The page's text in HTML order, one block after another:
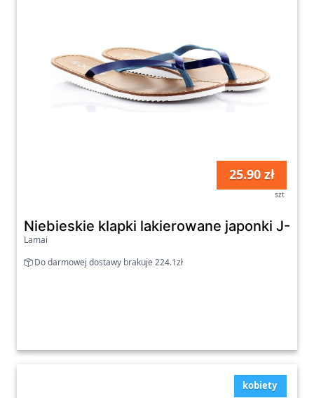
25.90 zł
szt
Niebieskie klapki lakierowane japonki J-6
Lamai
Do darmowej dostawy brakuje 224.1zł
kobiety